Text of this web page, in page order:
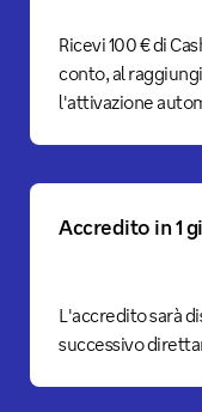
Ricevi 100 € di
conto, al
l'attivazione
Accredito in 1
L'accredito sarà
successivo